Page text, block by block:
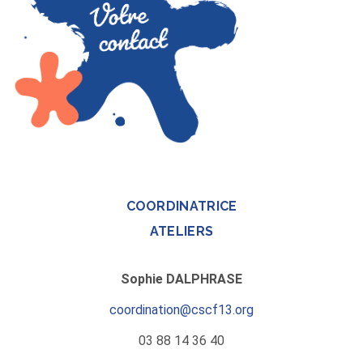
COORDINATRICE
ATELIERS
Sophie DALPHRASE
coordination@cscf13.org
03 88 14 36 40